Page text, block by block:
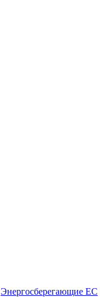
Энергосберегающие EC